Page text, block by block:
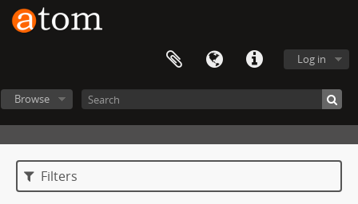
Log in
Browse
Filters